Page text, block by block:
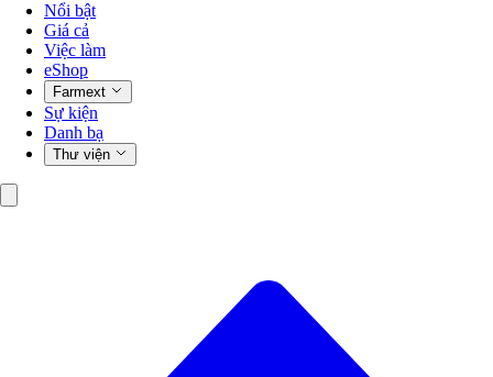
Nổi bật
Giá cả
Việc làm
eShop
Farmext
Sự kiện
Danh bạ
Thư viện